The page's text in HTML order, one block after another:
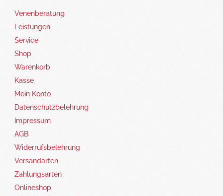
Venenberatung
Leistungen
Service
Shop
Warenkorb
Kasse
Mein Konto
Datenschutzbelehrung
Impressum
AGB
Widerrufsbelehrung
Versandarten
Zahlungsarten
Onlineshop